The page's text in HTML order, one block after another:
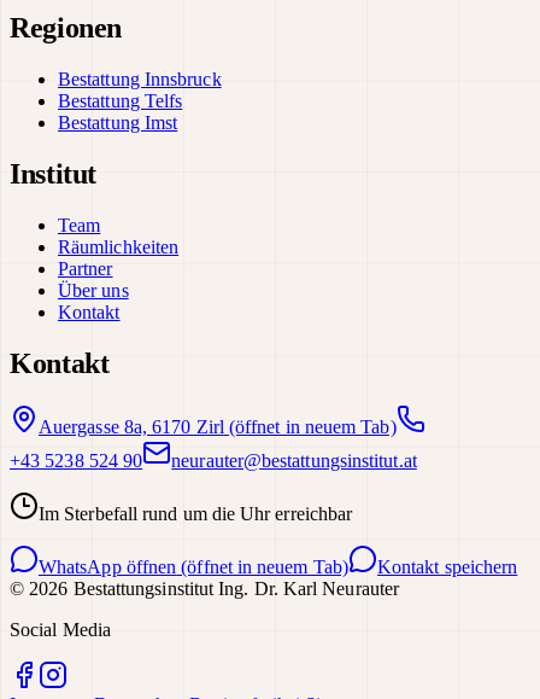
Regionen
Bestattung Innsbruck
Bestattung Telfs
Bestattung Imst
Institut
Team
Räumlichkeiten
Partner
Über uns
Kontakt
Kontakt
Auergasse 8a, 6170 Zirl (öffnet in neuem Tab)
+43 5238 524 90
neurauter@bestattungsinstitut.at
Im Sterbefall rund um die Uhr erreichbar
WhatsApp öffnen (öffnet in neuem Tab)
Kontakt speichern
© 2026 Bestattungsinstitut Ing. Dr. Karl Neurauter
Social Media